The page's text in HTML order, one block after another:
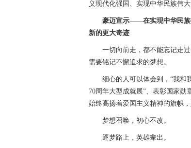
义现代化强国、实现中华民族伟
豪迈宣示——在实现中华民族
新的更大奇迹
一切向前走，都不能忘记走过
需要铭记不懈追求的梦想。
细心的人可以体会到，“我和
70周年大型成就展”、表彰国家
始终高扬着爱国主义精神的旗帜
梦想召唤，初心不改。
逐梦路上，英雄辈出。